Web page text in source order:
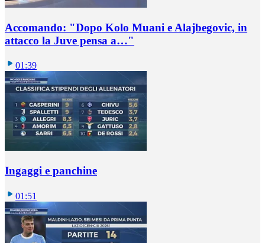
Accomando: "Dopo Kolo Muani e Alajbegovic, in
attacco la Juve pensa a…"
01:39
Ingaggi e panchine
01:51